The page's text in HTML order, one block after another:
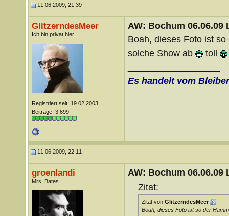
11.06.2009, 21:39
GlitzerndesMeer
Ich bin privat hier.
Registriert seit: 19.02.2003
Beiträge: 3.699
AW: Bochum 06.06.09
Boah, dieses Foto ist
solche Show ab
toll
Es handelt vom
11.06.2009, 22:11
groenlandi
Mrs. Bates
AW: Bochum 06.06.09
Zitat:
Zitat von GlitzerndesMeer
Boah, dieses Foto ist so der